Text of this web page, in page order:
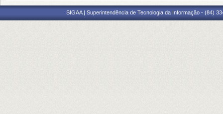
SIGAA | Superintendência de Tecnologia da Informação - (84)